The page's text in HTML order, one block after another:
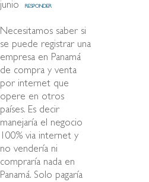
junio
RESPONDER
Necesitamos saber si
se puede registrar una
empresa en Panamá
de compra y venta
por internet que
opere en otros
países. Es decir
manejaría el negocio
100% via internet y
no vendería ni
compraría nada en
Panamá. Solo pagaría